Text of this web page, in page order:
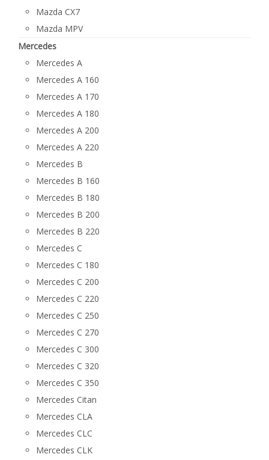
Mazda CX7
Mazda MPV
Mercedes
Mercedes A
Mercedes A 160
Mercedes A 170
Mercedes A 180
Mercedes A 200
Mercedes A 220
Mercedes B
Mercedes B 160
Mercedes B 180
Mercedes B 200
Mercedes B 220
Mercedes C
Mercedes C 180
Mercedes C 200
Mercedes C 220
Mercedes C 250
Mercedes C 270
Mercedes C 300
Mercedes C 320
Mercedes C 350
Mercedes Citan
Mercedes CLA
Mercedes CLC
Mercedes CLK